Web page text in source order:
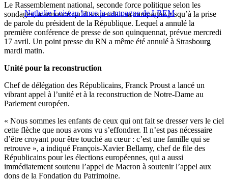
Nathalie Loiseau lance la campagne de LREM
Le Rassemblement national, seconde force politique selon les
sondages, a annoncé qu’il suspendait sa campagne jusqu’à la prise
de parole du président de la République. Lequel a annulé la
première conférence de presse de son quinquennat, prévue mercredi
17 avril. Un point presse du RN a même été annulé à Strasbourg
mardi matin.
Unité pour la reconstruction
Chef de délégation des Républicains, Franck Proust a lancé un
vibrant appel à l’unité et à la reconstruction de Notre-Dame au
Parlement européen.
« Nous sommes les enfants de ceux qui ont fait se dresser vers le ciel
cette flèche que nous avons vu s’effondrer. Il n’est pas nécessaire
d’être croyant pour être touché au cœur : c’est une famille qui se
retrouve », a indiqué François-Xavier Bellamy, chef de file des
Républicains pour les élections européennes, qui a aussi
immédiatement soutenu l’appel de Macron à soutenir l’appel aux
dons de la Fondation du Patrimoine.